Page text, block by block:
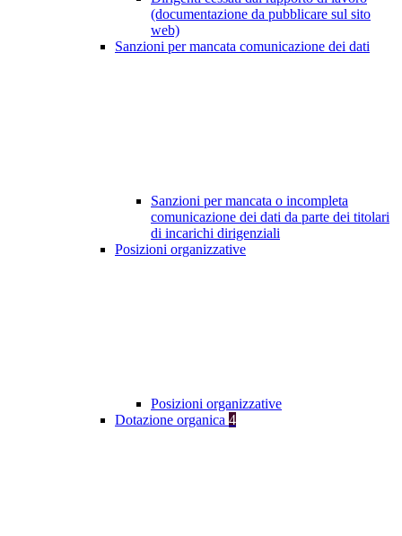
(documentazione da pubblicare sul sito
web)
Sanzioni per mancata comunicazione dei dati
Sanzioni per mancata o incompleta
comunicazione dei dati da parte dei titolari
di incarichi dirigenziali
Posizioni organizzative
Posizioni organizzative
Dotazione organica 4